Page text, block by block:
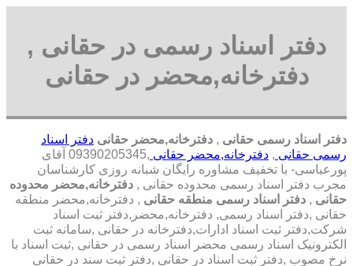
دفتر اسناد رسمی در حقانی ,
دفترخانه,محضر در حقانی
دفتر اسناد رسمی حقانی , دفترخانه,محضر حقانی دفتر اسناد
رسمی حقانی , دفترخانه,محضر حقانی
,09390205345 آقای
پورعباسی- با تخفیف مشاوره رايگان شبانه روزی کارشناسان
مجرب دفتر اسناد رسمی محدوده حقانی , دفترخانه,محضر محدوده
حقانی , دفتر اسناد رسمی منطقه حقانی , دفترخانه,محضر منطقه
حقانی ,دفتر اسناد رسمی, دفترخانه,محضر,دفتر ثبت اسناد
شرکت,دفتر ثبت اسناد ادارات,دفترخانه در حقانی ,سامانه ثبت
الکترونیک اسناد رسمی محضر اسناد رسمی در حقانی ,ثبت اسناد با
نرخ مصوب ,دفتر ثبت اسناد در حقانی ,دفتر ثبت سند در حقانی